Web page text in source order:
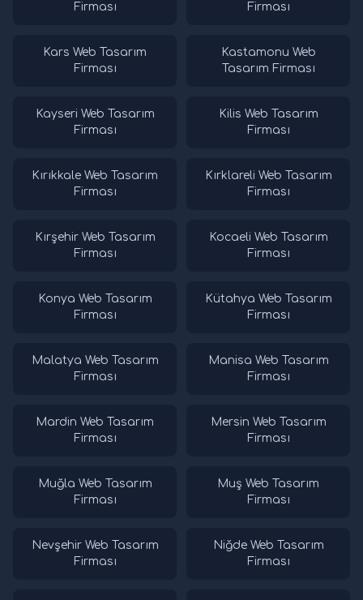
Firması
Firması
Kars Web Tasarım
Firması
Kastamonu Web
Tasarım Firması
Kayseri Web Tasarım
Firması
Kilis Web Tasarım
Firması
Kırıkkale Web Tasarım
Firması
Kırklareli Web Tasarım
Firması
Kırşehir Web Tasarım
Firması
Kocaeli Web Tasarım
Firması
Konya Web Tasarım
Firması
Kütahya Web Tasarım
Firması
Malatya Web Tasarım
Firması
Manisa Web Tasarım
Firması
Mardin Web Tasarım
Firması
Mersin Web Tasarım
Firması
Muğla Web Tasarım
Firması
Muş Web Tasarım
Firması
Nevşehir Web Tasarım
Firması
Niğde Web Tasarım
Firması